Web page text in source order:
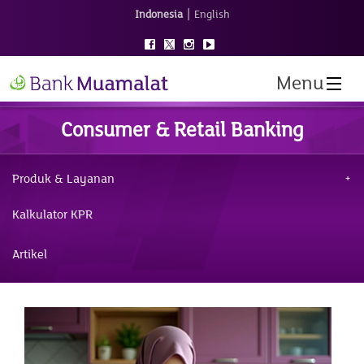
Indonesia | English
Menu
Consumer & Retail Banking
Produk & Layanan
Kalkulator KPR
Artikel